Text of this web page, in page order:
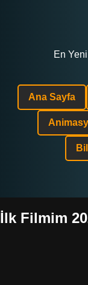
En
Ana Sayfa
İlk Filmim